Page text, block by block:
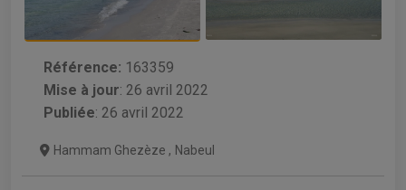
Référence: 163359
Mise à jour: 26 avril 2022
Publiée: 26 avril 2022
Hammam Ghezèze , Nabeul